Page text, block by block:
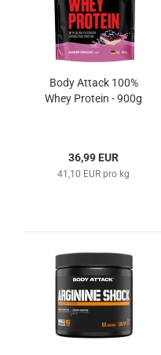
Body Attack 100%
Whey Protein - 900g
36,99 EUR
41,10 EUR pro kg